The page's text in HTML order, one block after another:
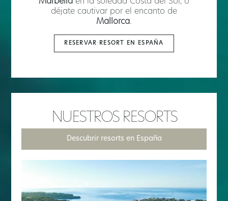
Marbella en la soleada Costa del Sol, o
déjate cautivar por el encanto de
Mallorca.
RESERVAR RESORT EN ESPAÑA
NUESTROS RESORTS
Descubrir resorts en España